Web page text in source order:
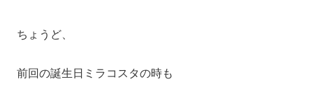
ちょうど、
前回の誕生日ミラコスタの時も